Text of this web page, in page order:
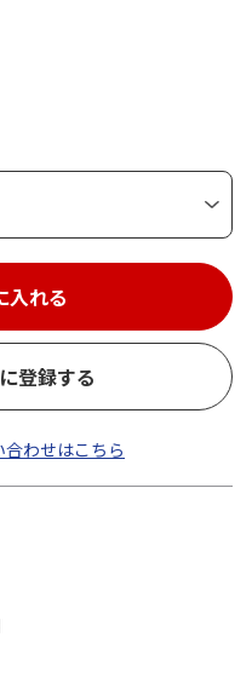
入れる
登録する
わせはこちら